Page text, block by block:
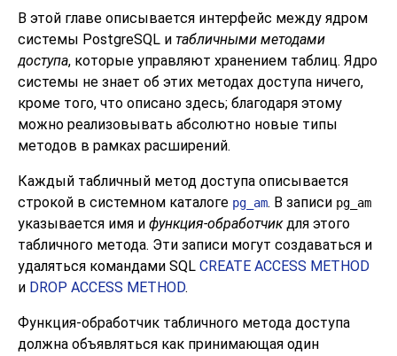
В этой главе описывается интерфейс между ядром
системы PostgreSQL и табличными методами
доступа, которые управляют хранением таблиц. Ядро
системы не знает об этих методах доступа ничего,
кроме того, что описано здесь; благодаря этому
можно реализовывать абсолютно новые типы
методов в рамках расширений.
Каждый табличный метод доступа описывается
строкой в системном каталоге pg_am. В записи pg_am
указывается имя и функция-обработчикдля этого
табличного метода. Эти записи могут создаваться и
удаляться командами SQL CREATE ACCESS METHOD
и DROP ACCESS METHOD.
Функция-обработчик табличного метода доступа
должна объявляться как принимающая один